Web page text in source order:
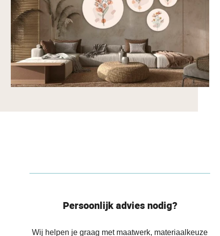
Persoonlijk advies nodig?
Wij helpen je graag met maatwerk, materiaalkeuze